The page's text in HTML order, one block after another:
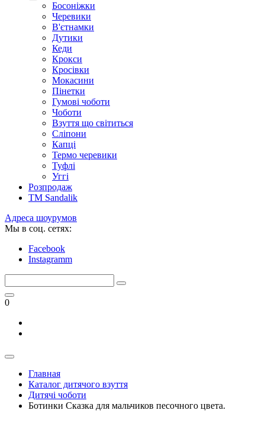
Босоніжки
Черевики
В'єтнамки
Дутики
Кеди
Крокси
Кросівки
Мокасини
Пінетки
Гумові чоботи
Чоботи
Взуття що світиться
Сліпони
Капці
Термо черевики
Туфлі
Уггі
Розпродаж
TM Sandalik
Адреса шоурумов
Мы в соц. сетях:
Facebook
Instagramm
0
Главная
Каталог дитячого взуття
Дитячі чоботи
Ботинки Сказка для мальчиков песочного цвета.